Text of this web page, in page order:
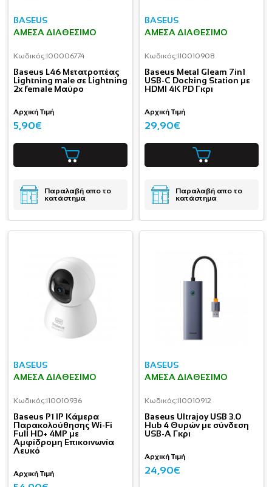
BASEUS
ΆΜΕΣΑ ΔΙΑΘΈΣΙΜΟ
Κωδικός:I00006774
Baseus L46 Μετατροπέας
Lightning male σε Lightning
2x female Μαύρο
Αρχική Τιμή
5,90€
Παραλαβή απο το
κατάστημα
BASEUS
ΆΜΕΣΑ ΔΙΑΘΈΣΙΜΟ
Κωδικός:I10010908
Baseus Metal Gleam 7in1
USB-C Docking Station με
HDMI 4K PD Γκρι
Αρχική Τιμή
29,90€
Παραλαβή απο το
κατάστημα
BASEUS
ΆΜΕΣΑ ΔΙΑΘΈΣΙΜΟ
Κωδικός:I10010936
Baseus P1 IP Κάμερα
Παρακολούθησης Wi-Fi
Full HD+ 4MP με
Αμφίδρομη Επικοινωνία
Λευκό
Αρχική Τιμή
BASEUS
ΆΜΕΣΑ ΔΙΑΘΈΣΙΜΟ
Κωδικός:I10010912
Baseus Ultrajoy USB 3.0
Hub 4 Θυρών με σύνδεση
USB-A Γκρι
Αρχική Τιμή
24,90€